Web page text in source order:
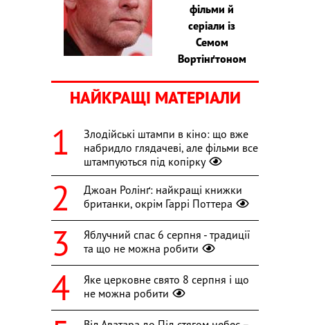
фільми й
серіали із
Семом
Вортінґтоном
НАЙКРАЩІ МАТЕРІАЛИ
Злодійські штампи в кіно: що вже
набридло глядачеві, але фільми все
штампуються під копірку
Джоан Ролінґ: найкращі книжки
британки, окрім Гаррі Поттера
Яблучний спас 6 серпня - традиції
та що не можна робити
Яке церковне свято 8 серпня і що
не можна робити